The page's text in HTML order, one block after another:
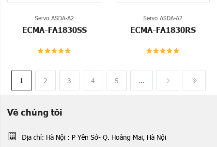
Servo ASDA-A2
ECMA-FA1830SS
Servo ASDA-A2
ECMA-FA1830RS
1 2 3 4 5 ...
Về chúng tôi
Địa chỉ: Hà Nội : P Yên Sở- Q. Hoàng Mai, Hà Nội